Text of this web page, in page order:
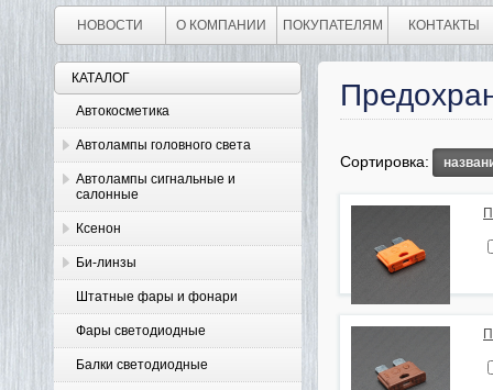
НОВОСТИ О КОМПАНИИ ПОКУПАТЕЛЯМ КОНТАКТЫ
КАТАЛОГ
Автокосметика
Автолампы головного света
Автолампы сигнальные и
салонные
Ксенон
Би-линзы
Штатные фары и фонари
Фары светодиодные
Балки светодиодные
Сортировка: